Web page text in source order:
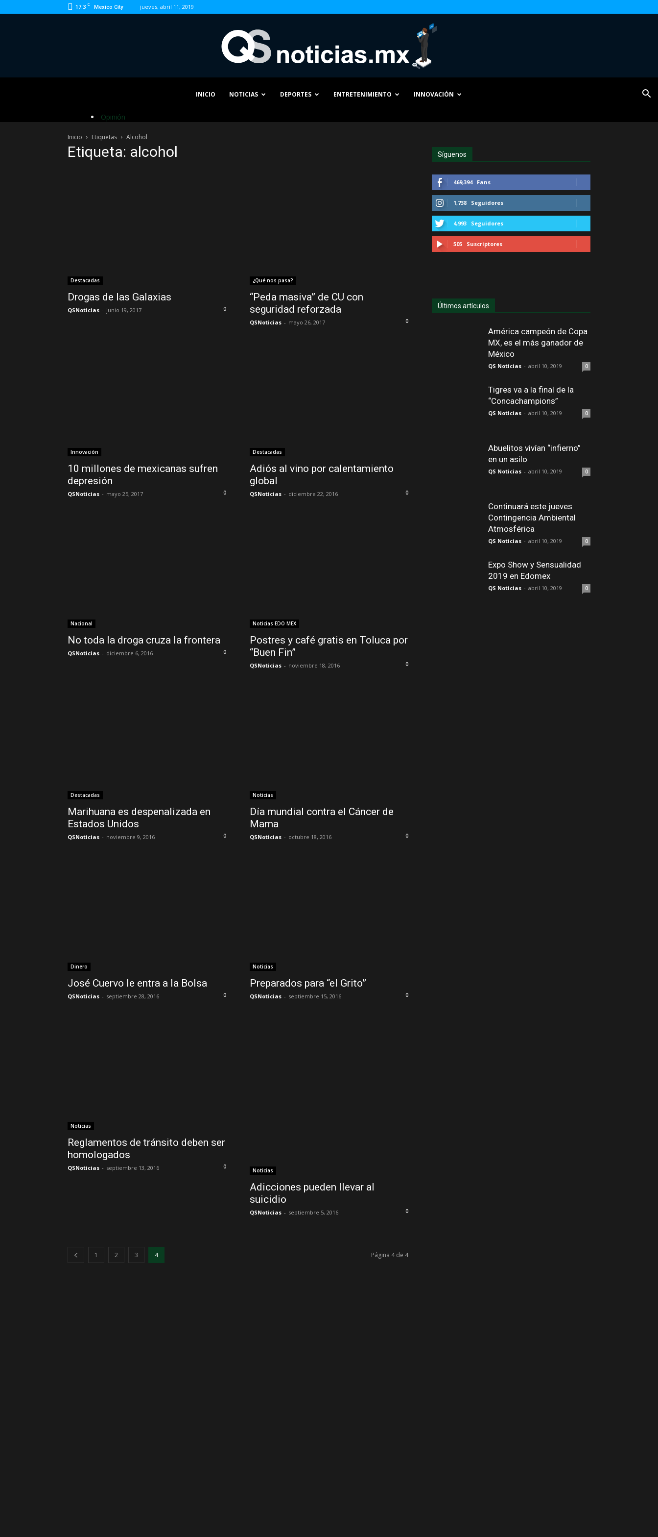
17.3 C Mexico City jueves, abril 11, 2019
INICIO NOTICIAS DEPORTES ENTRETENIMIENTO INNOVACIÓN
Opinión
Inicio Etiquetas Alcohol
Etiqueta: alcohol
Destacadas
Drogas de las Galaxias
QSNoticias - junio 19, 2017 0
¿Qué nos pasa?
“Peda masiva” de CU con
seguridad reforzada
QSNoticias - mayo 26, 2017 0
Innovación
10 millones de mexicanas sufren
depresión
QSNoticias - mayo 25, 2017 0
Destacadas
Adiós al vino por calentamiento
global
QSNoticias - diciembre 22, 2016 0
Nacional
No toda la droga cruza la frontera
QSNoticias - diciembre 6, 2016 0
Noticias EDO MEX
Postres y café gratis en Toluca por
“Buen Fin”
QSNoticias - noviembre 18, 2016 0
Destacadas
Marihuana es despenalizada en
Estados Unidos
QSNoticias - noviembre 9, 2016 0
Noticias
Día mundial contra el Cáncer de
Mama
QSNoticias - octubre 18, 2016 0
Dinero
José Cuervo le entra a la Bolsa
QSNoticias - septiembre 28, 2016 0
Noticias
Preparados para “el Grito”
QSNoticias - septiembre 15, 2016 0
Noticias
Reglamentos de tránsito deben ser
homologados
QSNoticias - septiembre 13, 2016 0
Noticias
Adicciones pueden llevar al
suicidio
QSNoticias - septiembre 5, 2016 0
1 2 3 4 Página 4 de 4
Síguenos
469,394 Fans
1,738 Seguidores
4,993 Seguidores
505 Suscriptores
Últimos artículos
América campeón de Copa
MX, es el más ganador de
México
QS Noticias - abril 10, 2019 0
Tigres va a la final de la
“Concachampions”
QS Noticias - abril 10, 2019 0
Abuelitos vivían “infierno”
en un asilo
QS Noticias - abril 10, 2019 0
Continuará este jueves
Contingencia Ambiental
Atmosférica
QS Noticias - abril 10, 2019 0
Expo Show y Sensualidad
2019 en Edomex
QS Noticias - abril 10, 2019 0